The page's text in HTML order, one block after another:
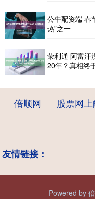
公牛配资端 春
热”之一
荣利通 阿富汗
20年？真相终
倍顺网 股票网
友情链接：
Powered by